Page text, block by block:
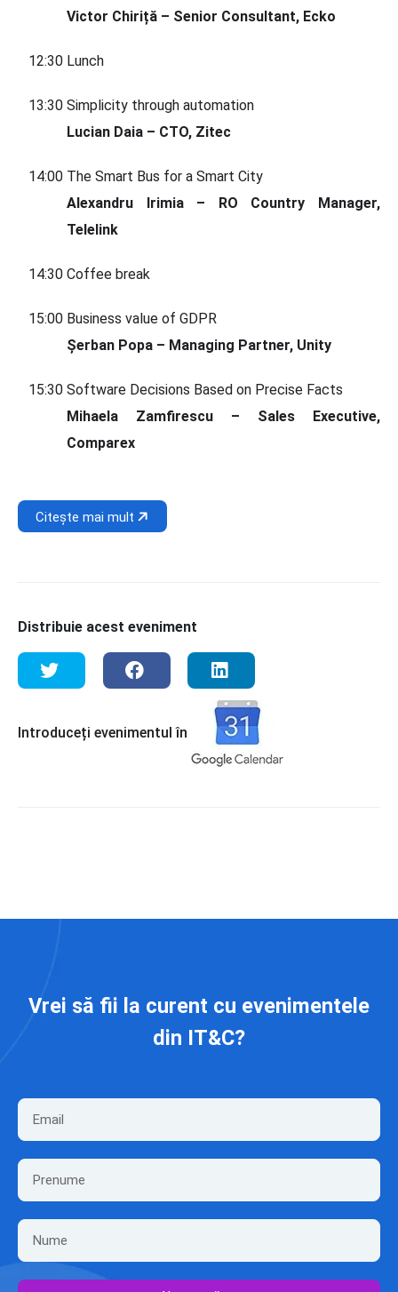
Victor Chiriță – Senior Consultant, Ecko
12:30 Lunch
13:30 Simplicity through automation
Lucian Daia – CTO, Zitec
14:00 The Smart Bus for a Smart City
Alexandru Irimia – RO Country Manager,
Telelink
14:30 Coffee break
15:00 Business value of GDPR
Șerban Popa – Managing Partner, Unity
15:30 Software Decisions Based on Precise Facts
Mihaela Zamfirescu – Sales Executive,
Comparex
Citește mai mult
Distribuie acest eveniment
Introduceți evenimentul în
Vrei să fii la curent cu evenimentele
din IT&C?